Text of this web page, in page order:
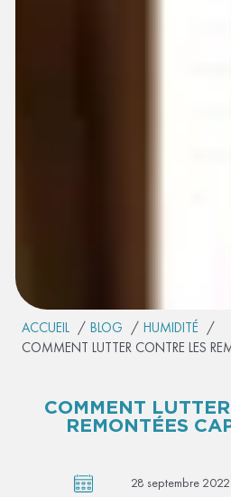
ACCUEIL BLOG
HUMIDITÉ
COMMENT LUTTER CONTRE LES
COMMENT
REMONTÉES
28 septembre 2022